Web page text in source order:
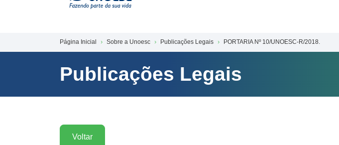
Página Inicial Sobre a Unoesc Publicações Legais PORTARIA Nº 10/UNOESC-R/2018.
Publicações Legais
Voltar